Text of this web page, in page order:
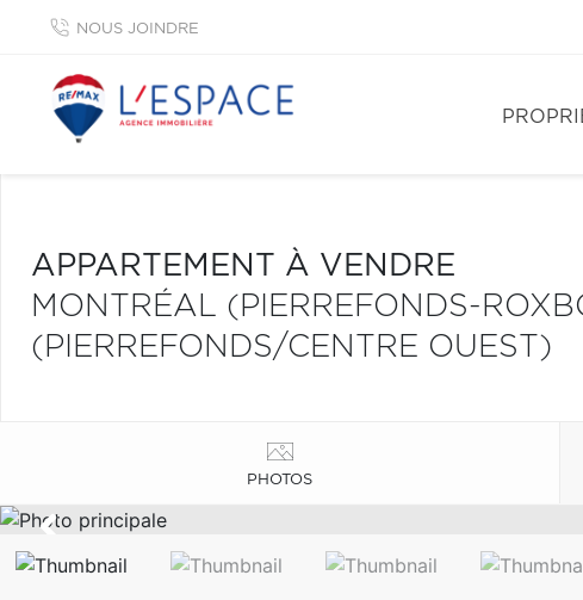
NOUS JOINDRE
APPARTEMENT À VENDRE
MONTRÉAL (PIERREFONDS-
(PIERREFONDS/CENTRE OUEST)
PHOTOS